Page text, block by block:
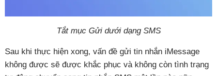
Tắt mục Gửi dưới dạng SMS
Sau khi thực hiện xong, vấn đề gửi tin nhắn iMessage
không được sẽ được khắc phục và không còn tình trạng